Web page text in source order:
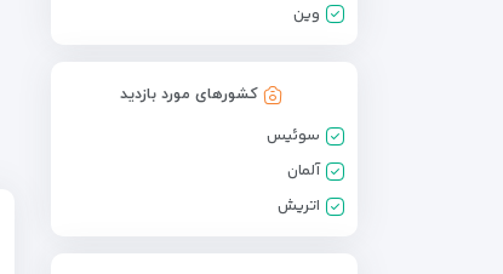
وین
کشورهای مورد بازدید
سوئیس
آلمان
اتریش